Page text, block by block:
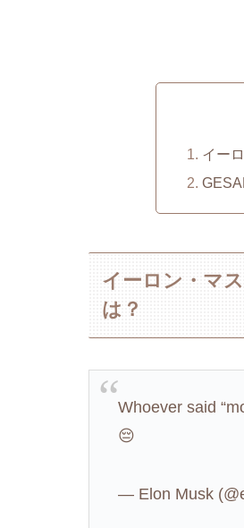
イー
イーロン・マ
は？
Whoever said
😔
— Elon Musk